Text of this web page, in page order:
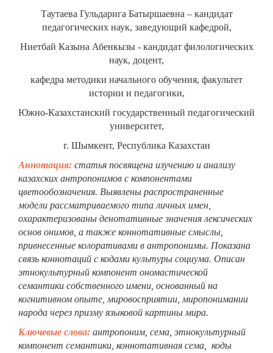
Таутаева Гульдарига Батыршаевна – кандидат
педагогических наук, заведующий кафедрой,
Ниетбай Казына Абенкызы - кандидат филологических
наук, доцент,
кафедра методики начального обучения, факультет
истории и педагогики,
Южно-Казахстанский государственный педагогический
университет,
г. Шымкент, Республика Казахстан
Аннотация: статья посвящена изучению и анализу
казахских антропонимов с компонентами
цветообозначения. Выявлены распространенные
модели рассматриваемого типа личных имен,
охарактеризованы денотативные значения лексических
основ онимов, а также коннотативные смыслы,
привнесенные колоративами в антропонимы. Показана
связь коннотаций с кодами культуры социума. Описан
этнокультурный компонент ономастической
семантики собственного имени, основанный на
когнитивном опыте, мировосприятии, миропонимании
народа через призму языковой картины мира.
Ключевые слова: антропоним, сема, этнокультурный
компонент семантики, коннотативная сема, коды